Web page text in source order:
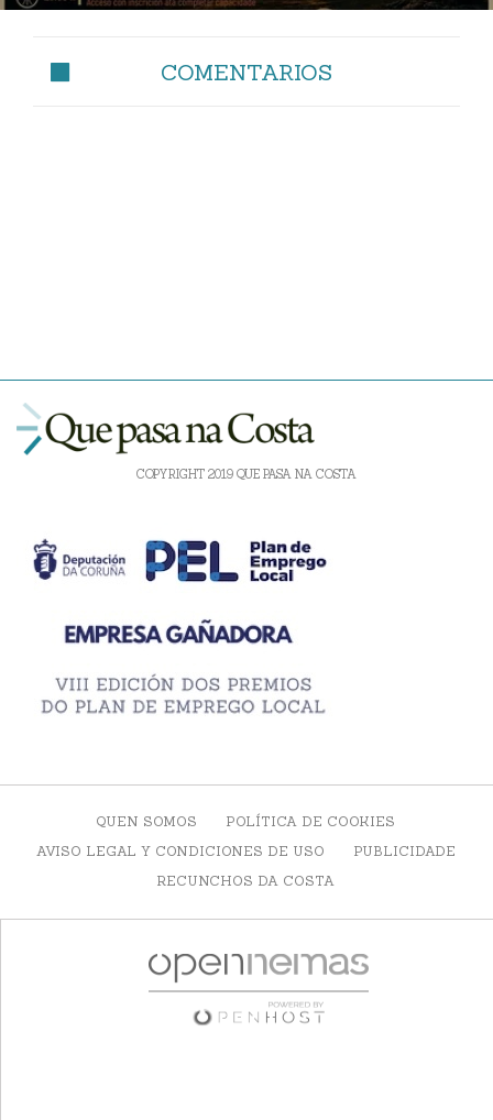
COMENTARIOS
COPYRIGHT 2019 QUE PASA NA COSTA
QUEN SOMOS
POLÍTICA DE COOKIES
AVISO LEGAL Y CONDICIONES DE USO
PUBLICIDADE
RECUNCHOS DA COSTA